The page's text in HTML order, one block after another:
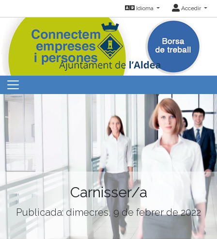
Idioma Accedir
Carnisser/a
Publicada: dimecres, 9 de febrer de 2022